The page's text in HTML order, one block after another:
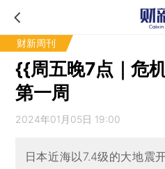
财新周刊
{{周五晚7点｜危
第一周
2024年01月05日 19:00
日本近海以7.4级的大地震